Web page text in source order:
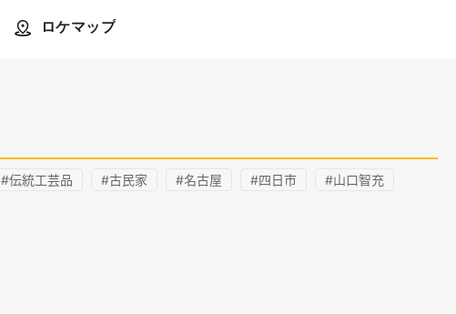
ロケマップ
#伝統工芸品 #古民家 #名古屋 #四日市 #山口智充